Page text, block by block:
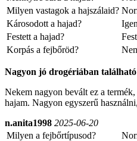
Milyen vastagok a hajszálaid?
Károsodott a hajad?
Igen
Festett a hajad?
Korpás a fejbőröd?
Nagyon jó drogériában
Nekem nagyon bevált ez a
hajam. Nagyon egyszerű
n.anita1998 2025-06-20
Milyen a fejbőrtípusod?